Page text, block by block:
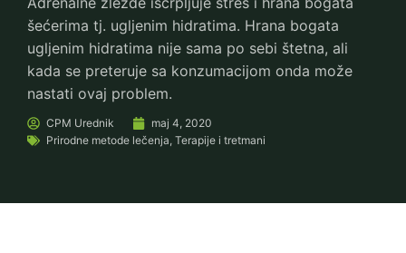
šećerima tj. ugljenim hidratima. Hrana bogata
ugljenim hidratima nije sama po sebi štetna, ali
kada se preteruje sa konzumacijom onda može
nastati ovaj problem.
CPM Urednik
maj 4, 2020
Prirodne metode lečenja,Terapije i tretmani